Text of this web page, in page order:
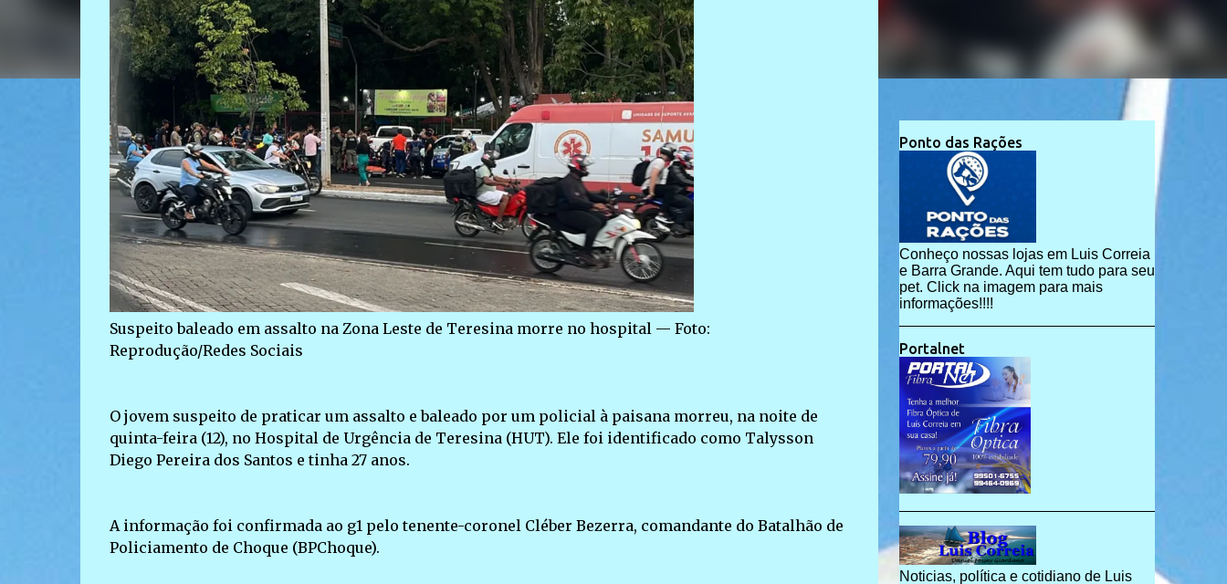
Suspeito baleado em assalto na Zona Leste de Teresina morre no hospital — Foto:
Reprodução/Redes Sociais
O jovem suspeito de praticar um assalto e baleado por um policial à paisana morreu, na noite de
quinta-feira (12), no Hospital de Urgência de Teresina (HUT). Ele foi identificado como Talysson
Diego Pereira dos Santos e tinha 27 anos.
A informação foi confirmada ao g1 pelo tenente-coronel Cléber Bezerra, comandante do Batalhão de
Policiamento de Choque (BPChoque).
Ponto das Rações
Conheço nossas lojas em Luis Correia
e Barra Grande. Aqui tem tudo para seu
pet. Click na imagem para mais
informações!!!!
Portalnet
Noticias, política e cotidiano de Luis